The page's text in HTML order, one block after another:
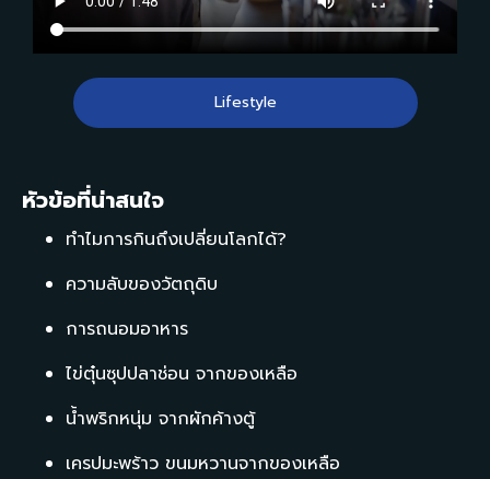
Lifestyle
หัวข้อที่น่าสนใจ
ทำไมการกินถึงเปลี่ยนโลกได้?
ความลับของวัตถุดิบ
การถนอมอาหาร
ไข่ตุ๋นซุปปลาช่อน จากของเหลือ
น้ำพริกหนุ่ม จากผักค้างตู้
เครปมะพร้าว ขนมหวานจากของเหลือ